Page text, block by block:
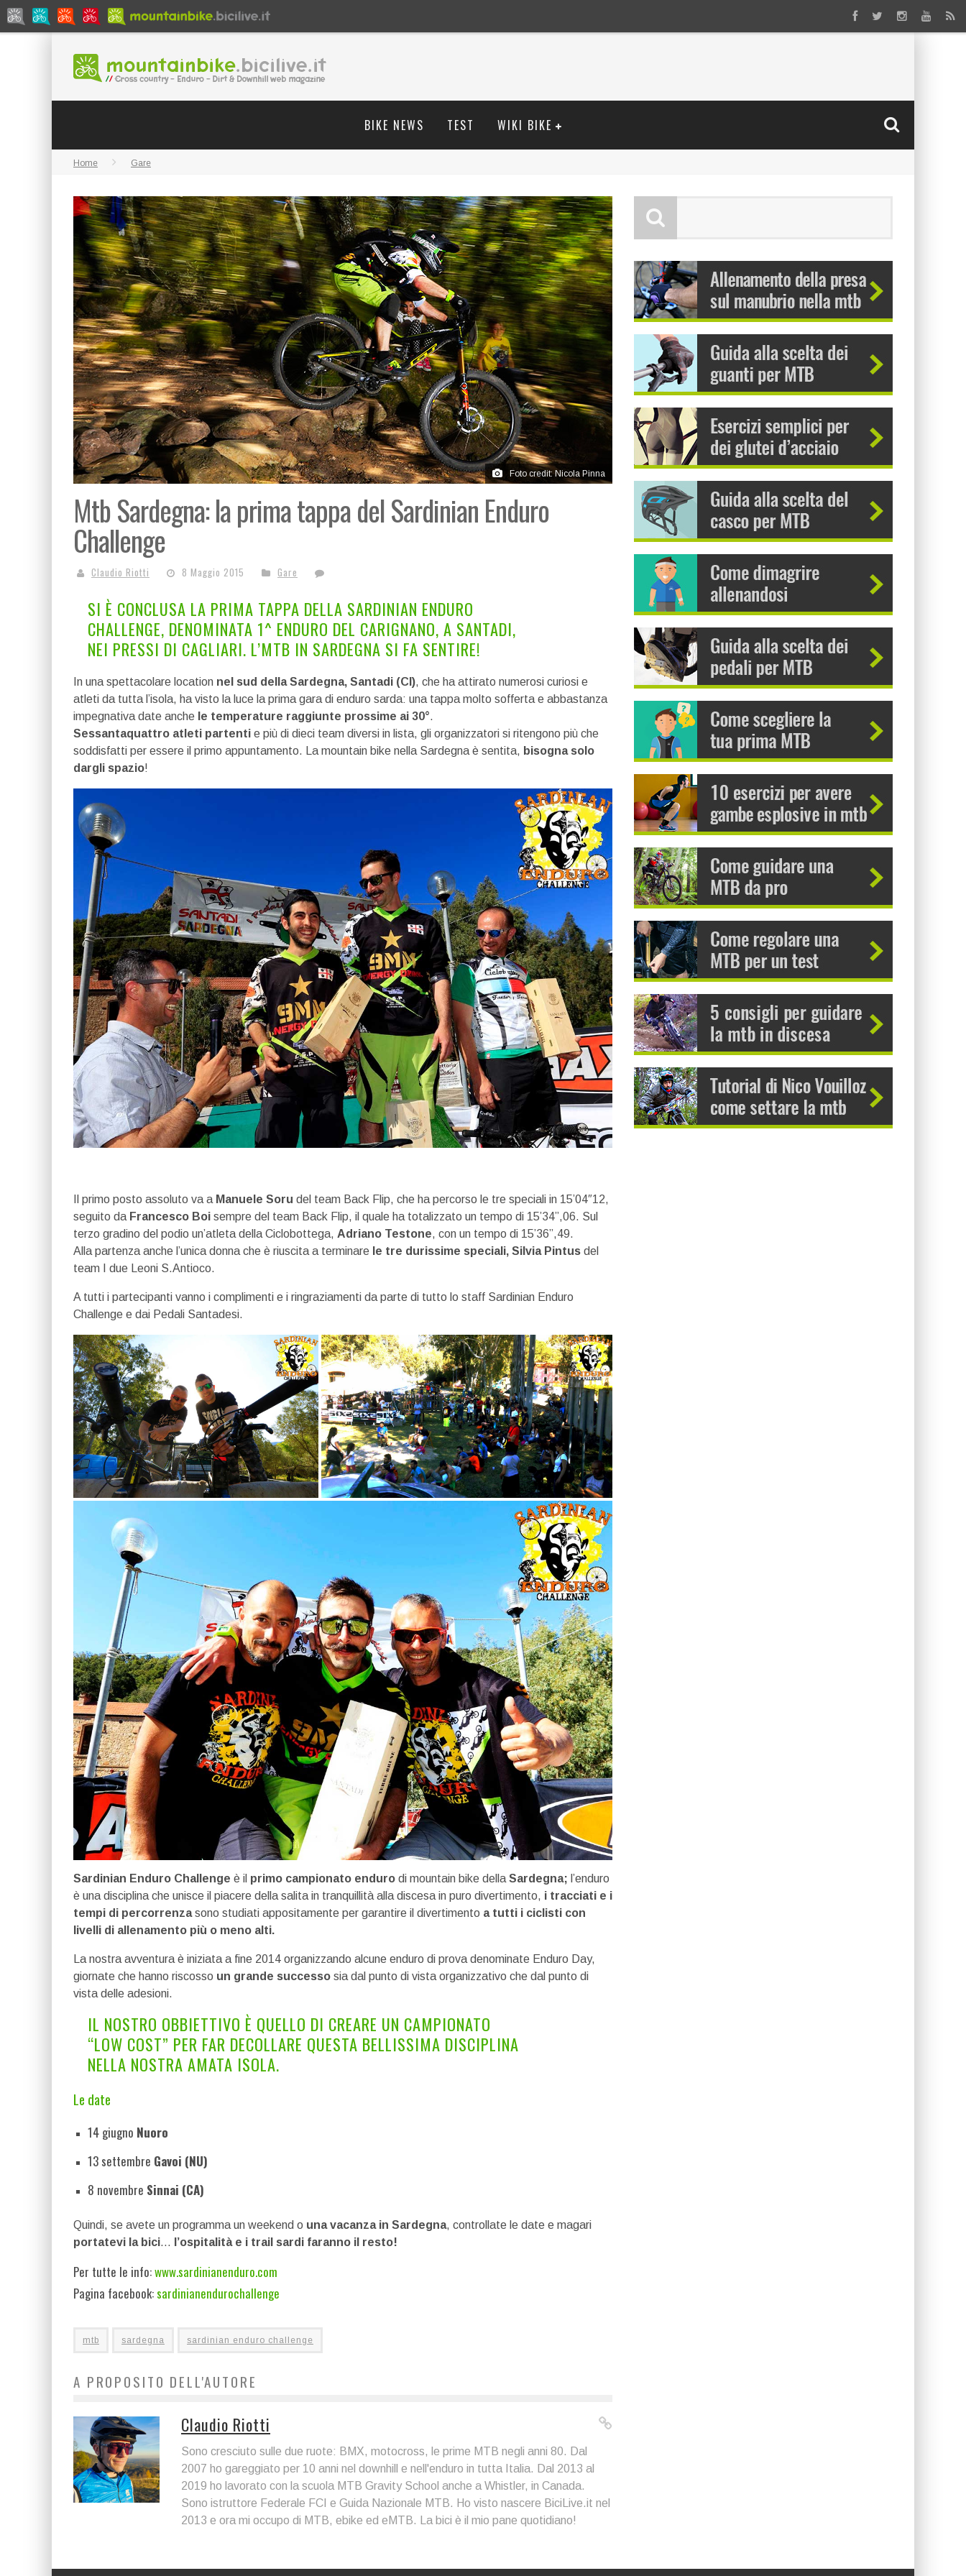
BIKE NEWS TEST WIKI BIKE
Home Gare
Foto credit: Nicola Pinna
Mtb Sardegna: la prima tappa del Sardinian Enduro
Challenge
Claudio Riotti 8 Maggio 2015 Gare
SI È CONCLUSA LA PRIMA TAPPA DELLA SARDINIAN ENDURO
CHALLENGE, DENOMINATA 1^ ENDURO DEL CARIGNANO, A SANTADI,
NEI PRESSI DI CAGLIARI. L’MTB IN SARDEGNA SI FA SENTIRE!
In una spettacolare location nel sud della Sardegna, Santadi (CI), che ha attirato numerosi curiosi e
atleti da tutta l’isola, ha visto la luce la prima gara di enduro sarda: una tappa molto sofferta e abbastanza
impegnativa date anche le temperature raggiunte prossime ai 30°.
Sessantaquattro atleti partenti e più di dieci team diversi in lista, gli organizzatori si ritengono più che
soddisfatti per essere il primo appuntamento. La mountain bike nella Sardegna è sentita, bisogna solo
dargli spazio!
Il primo posto assoluto va a Manuele Soru del team Back Flip, che ha percorso le tre speciali in 15’04″12,
seguito da Francesco Boi sempre del team Back Flip, il quale ha totalizzato un tempo di 15’34”,06. Sul
terzo gradino del podio un’atleta della Ciclobottega, Adriano Testone, con un tempo di 15’36”,49.
Alla partenza anche l’unica donna che è riuscita a terminare le tre durissime speciali, Silvia Pintus del
team I due Leoni S.Antioco.
A tutti i partecipanti vanno i complimenti e i ringraziamenti da parte di tutto lo staff Sardinian Enduro
Challenge e dai Pedali Santadesi.
Sardinian Enduro Challenge è il primo campionato enduro di mountain bike della Sardegna; l’enduro
è una disciplina che unisce il piacere della salita in tranquillità alla discesa in puro divertimento, i tracciati e i
tempi di percorrenzasono studiati appositamente per garantire il divertimento a tutti i ciclisti con
livelli di allenamento più o meno alti.
La nostra avventura è iniziata a fine 2014 organizzando alcune enduro di prova denominate Enduro Day,
giornate che hanno riscosso un grande successo sia dal punto di vista organizzativo che dal punto di
vista delle adesioni.
IL NOSTRO OBBIETTIVO È QUELLO DI CREARE UN CAMPIONATO
“LOW COST” PER FAR DECOLLARE QUESTA BELLISSIMA DISCIPLINA
NELLA NOSTRA AMATA ISOLA.
Le date
14 giugno Nuoro
13 settembre Gavoi (NU)
8 novembre Sinnai (CA)
Quindi, se avete un programma un weekend o una vacanza in Sardegna, controllate le date e magari
portatevi la bici… l’ospitalità e i trail sardi faranno il resto!
Per tutte le info:www.sardinianenduro.com
Pagina facebook:sardinianendurochallenge
mtb sardegna sardinian enduro challenge
A PROPOSITO DELL'AUTORE
Claudio Riotti
Sono cresciuto sulle due ruote: BMX, motocross, le prime MTB negli anni 80. Dal
2007 ho gareggiato per 10 anni nel downhill e nell'enduro in tutta Italia. Dal 2013 al
2019 ho lavorato con la scuola MTB Gravity School anche a Whistler, in Canada.
Sono istruttore Federale FCI e Guida Nazionale MTB. Ho visto nascere BiciLive.it nel
2013 e ora mi occupo di MTB, ebike ed eMTB. La bici è il mio pane quotidiano!